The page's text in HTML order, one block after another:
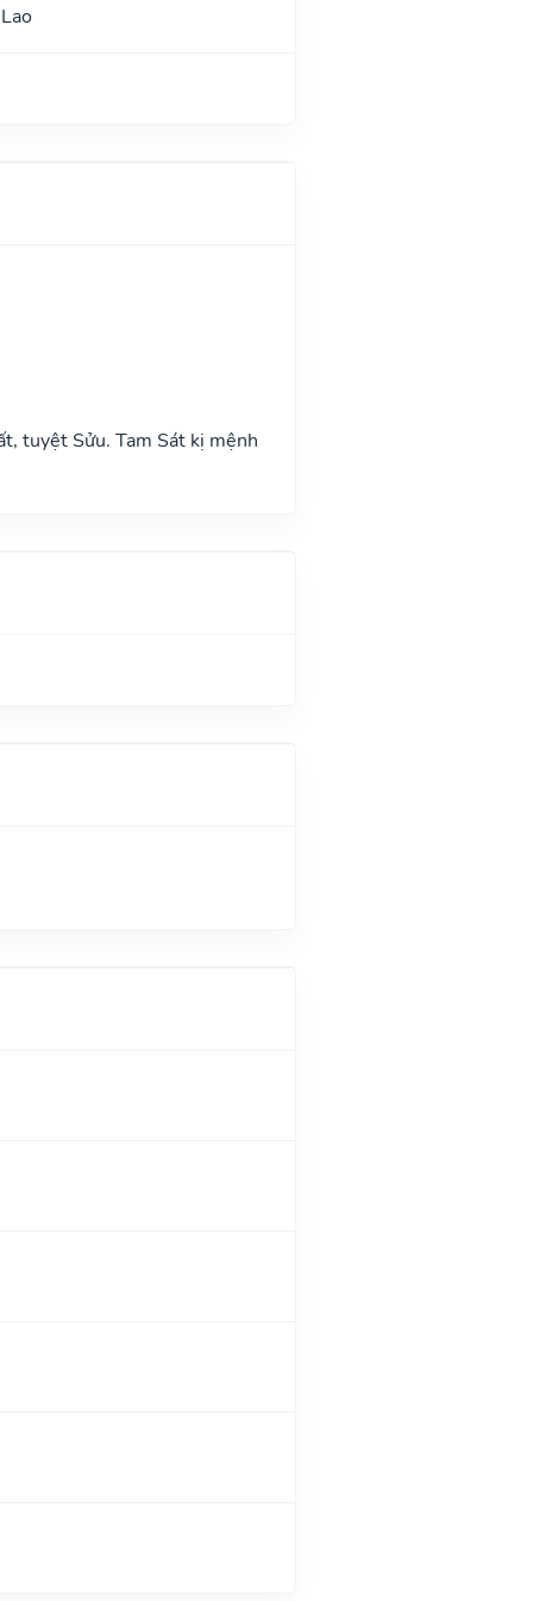
tuyệt Sửu. Tam Sát kị mệnh